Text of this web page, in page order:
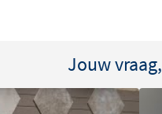
te monteren
Jouw vraag,